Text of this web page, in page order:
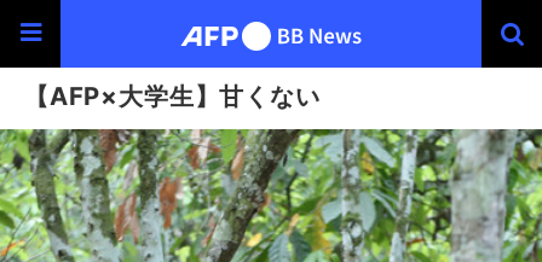
【AFP×大学生】甘くない